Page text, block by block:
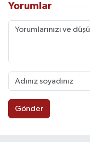
Yorumlar
Gönder